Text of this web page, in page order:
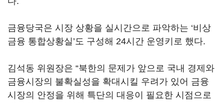
금융당국은 시장 상황을 실시간으로 파악하는 ‘비상
금융 통합상황실’도 구성해 24시간 운영키로 했다.
김석동 위원장은 “북한의 문제가 앞으로 국내 경제와
금융시장의 불확실성을 확대시킬 우려가 있어 금융
시장의 안정을 위해 특단의 대응이 필요한 시점으로